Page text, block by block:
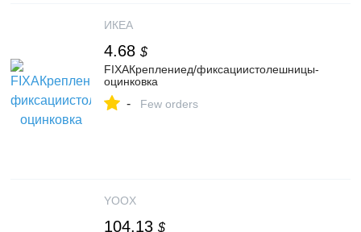
ИКЕА
4.68 $
FIXAКреплениед/фиксациистолешницы-
оцинковка
- Few orders
YOOX
104.13 $